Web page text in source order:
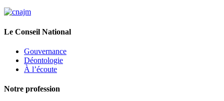
Le Conseil National
Gouvernance
Déontologie
À l’écoute
Notre profession